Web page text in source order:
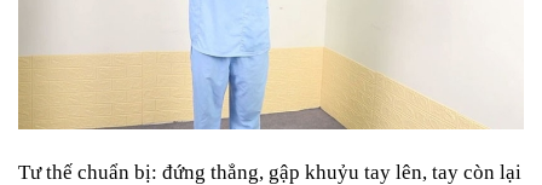
Tư thế chuẩn bị: đứng thẳng, gập khuỷu tay lên, tay còn lại